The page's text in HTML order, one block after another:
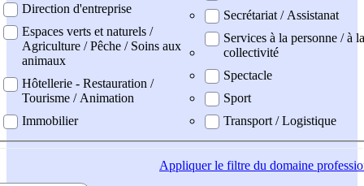
Direction d'entreprise
Espaces verts et naturels /
Agriculture / Pêche / Soins aux
animaux
Hôtellerie - Restauration /
Tourisme / Animation
Immobilier
Secrétariat / Assistanat
Services à la personne / à la
collectivité
Spectacle
Sport
Transport / Logistique
Appliquerle filtre du domaine